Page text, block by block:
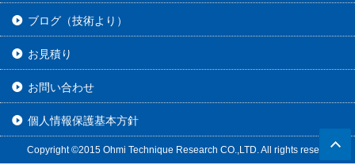
ブログ（技術より）
お見積り
お問い合わせ
個人情報保護基本方針
Copyright ©2015 Ohmi Technique Research CO.,LTD. All rights reserved.